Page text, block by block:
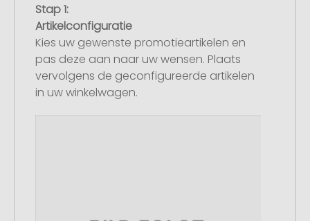
Stap 1:
Artikelconfiguratie
Kies uw gewenste promotieartikelen en
pas deze aan naar uw wensen. Plaats
vervolgens de geconfigureerde artikelen
in uw winkelwagen.